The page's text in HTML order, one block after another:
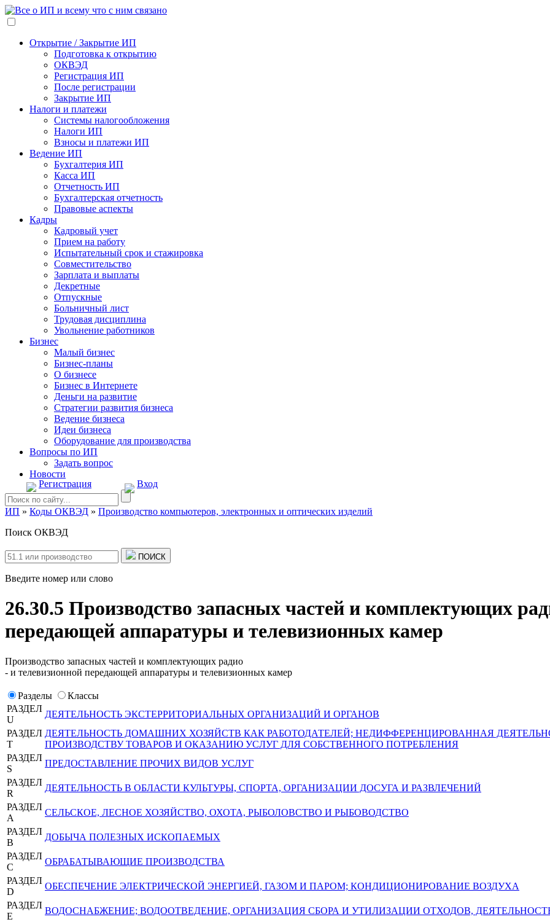
Открытие / Закрытие ИП
Подготовка к открытию
ОКВЭД
Регистрация ИП
После регистрации
Закрытие ИП
Налоги и платежи
Системы налогообложения
Налоги ИП
Взносы и платежи ИП
Ведение ИП
Бухгалтерия ИП
Касса ИП
Отчетность ИП
Бухгалтерская отчетность
Правовые аспекты
Кадры
Кадровый учет
Прием на работу
Испытательный срок и стажировка
Совместительство
Зарплата и выплаты
Декретные
Отпускные
Больничный лист
Трудовая дисциплина
Увольнение работников
Бизнес
Малый бизнес
Бизнес-планы
О бизнесе
Бизнес в Интернете
Деньги на развитие
Стратегии развития бизнеса
Ведение бизнеса
Идеи бизнеса
Оборудование для производства
Вопросы по ИП
Задать вопрос
Новости
Регистрация
Вход
ИП » Коды ОКВЭД » Производство компьютеров, электронных и оптических изделий
Поиск ОКВЭД
ПОИСК
Введите номер или слово
26.30.5 Производство запасных частей и комплектующих
передающей аппаратуры и телевизионных камер
Производство запасных частей и комплектующих радио
- и телевизионной передающей аппаратуры и телевизионных камер
Разделы
Классы
РАЗДЕЛ
U
ДЕЯТЕЛЬНОСТЬ ЭКСТЕРРИТОРИАЛЬНЫХ ОРГАНИЗАЦИЙ И ОРГАНОВ
РАЗДЕЛ
T
ДЕЯТЕЛЬНОСТЬ ДОМАШНИХ ХОЗЯЙСТВ КАК РАБОТОДАТЕЛЕЙ; НЕДИФФЕРЕНЦИРОВАННАЯ
ПРОИЗВОДСТВУ ТОВАРОВ И ОКАЗАНИЮ УСЛУГ ДЛЯ СОБСТВЕННОГО ПОТРЕБЛЕНИЯ
РАЗДЕЛ
S
ПРЕДОСТАВЛЕНИЕ ПРОЧИХ ВИДОВ УСЛУГ
РАЗДЕЛ
R
ДЕЯТЕЛЬНОСТЬ В ОБЛАСТИ КУЛЬТУРЫ, СПОРТА, ОРГАНИЗАЦИИ ДОСУГА И РАЗВЛЕЧЕНИЙ
РАЗДЕЛ
A
СЕЛЬСКОЕ, ЛЕСНОЕ ХОЗЯЙСТВО, ОХОТА, РЫБОЛОВСТВО И РЫБОВОДСТВО
РАЗДЕЛ
B
ДОБЫЧА ПОЛЕЗНЫХ ИСКОПАЕМЫХ
РАЗДЕЛ
C
ОБРАБАТЫВАЮЩИЕ ПРОИЗВОДСТВА
РАЗДЕЛ
D
ОБЕСПЕЧЕНИЕ ЭЛЕКТРИЧЕСКОЙ ЭНЕРГИЕЙ, ГАЗОМ И ПАРОМ; КОНДИЦИОНИРОВАНИЕ ВОЗДУХА
РАЗДЕЛ
E
ВОДОСНАБЖЕНИЕ; ВОДООТВЕДЕНИЕ, ОРГАНИЗАЦИЯ СБОРА И УТИЛИЗАЦИИ ОТХОДОВ,